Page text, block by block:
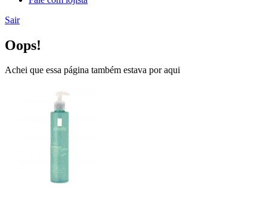
Sair
Oops!
Achei que essa página também estava por aqui